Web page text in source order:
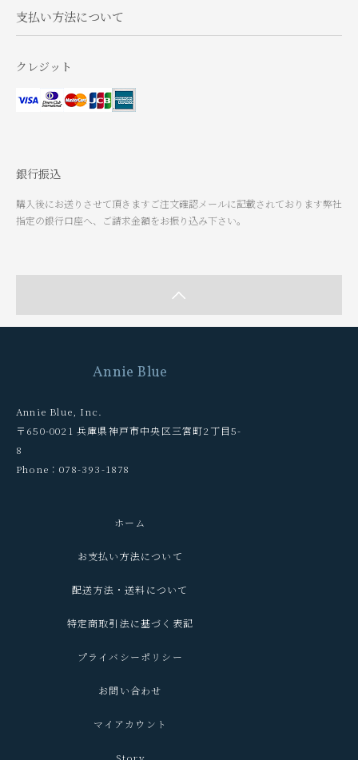
支払い方法について
クレジット
銀行振込
購入後にお送りさせて頂きますご注文確認メールに記載されております弊社
指定の銀行口座へ、ご請求金額をお振り込み下さい。
Annie Blue
Annie Blue, Inc.
〒650-0021 兵庫県神戸市中央区三宮町2丁目5-
8
Phone：078-393-1878
ホーム
お支払い方法について
配送方法・送料について
特定商取引法に基づく表記
プライバシーポリシー
お問い合わせ
マイアカウント
Story